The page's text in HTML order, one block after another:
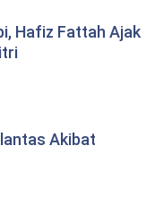
Hafiz Fattah Ajak
Akibat